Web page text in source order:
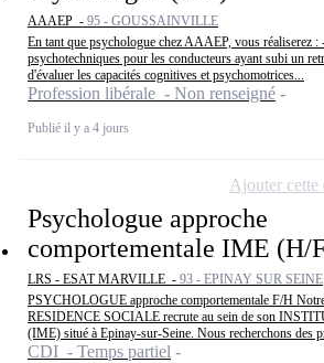
AAAEP - 95 - GOUSSAINVILLE
En tant que psychologue chez AAAEP, vous réaliserez :
psychotechniques pour les conducteurs ayant subi un
d'évaluer les capacités cognitives et psychomotrices...
Profession libérale - Non renseigné
Publié il y a 4 jours
Psychologue approche
comportementale IME (H/
LRS - ESAT MARVILLE - 93 - EPINAY SUR SEINE
PSYCHOLOGUE approche comportementale F/H
RESIDENCE SOCIALE recrute au sein de son
(IME) situé à Epinay-sur-Seine. Nous recherchons des
CDI - Temps partiel
Ajouter cette